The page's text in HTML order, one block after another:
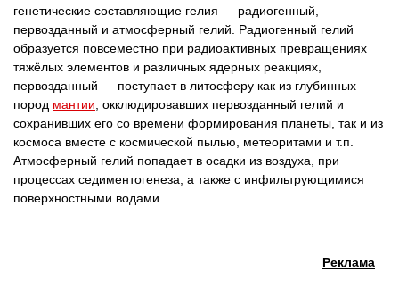
генетические составляющие гелия — радиогенный,
первозданный и атмосферный гелий. Радиогенный гелий
образуется повсеместно при радиоактивных превращениях
тяжёлых элементов и различных ядерных реакциях,
первозданный — поступает в литосферу как из глубинных
пород мантии , окклюдировавших первозданный гелий и
сохранивших его со времени формирования планеты, так и из
космоса вместе с космической пылью, метеоритами и т.п.
Атмосферный гелий попадает в осадки из воздуха, при
процессах седиментогенеза, а также с инфильтрующимися
поверхностными водами.
Реклама